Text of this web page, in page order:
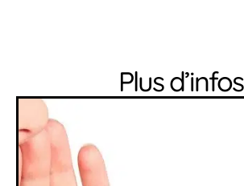
Plus d’infos